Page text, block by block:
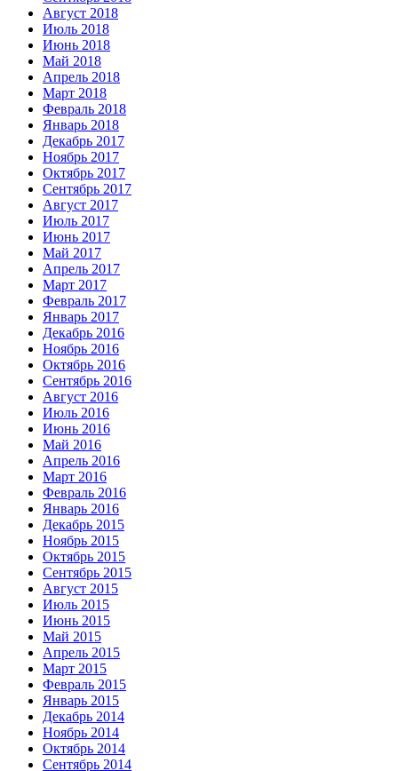
Август 2018
Июль 2018
Июнь 2018
Май 2018
Апрель 2018
Март 2018
Февраль 2018
Январь 2018
Декабрь 2017
Ноябрь 2017
Октябрь 2017
Сентябрь 2017
Август 2017
Июль 2017
Июнь 2017
Май 2017
Апрель 2017
Март 2017
Февраль 2017
Январь 2017
Декабрь 2016
Ноябрь 2016
Октябрь 2016
Сентябрь 2016
Август 2016
Июль 2016
Июнь 2016
Май 2016
Апрель 2016
Март 2016
Февраль 2016
Январь 2016
Декабрь 2015
Ноябрь 2015
Октябрь 2015
Сентябрь 2015
Август 2015
Июль 2015
Июнь 2015
Май 2015
Апрель 2015
Март 2015
Февраль 2015
Январь 2015
Декабрь 2014
Ноябрь 2014
Октябрь 2014
Сентябрь 2014